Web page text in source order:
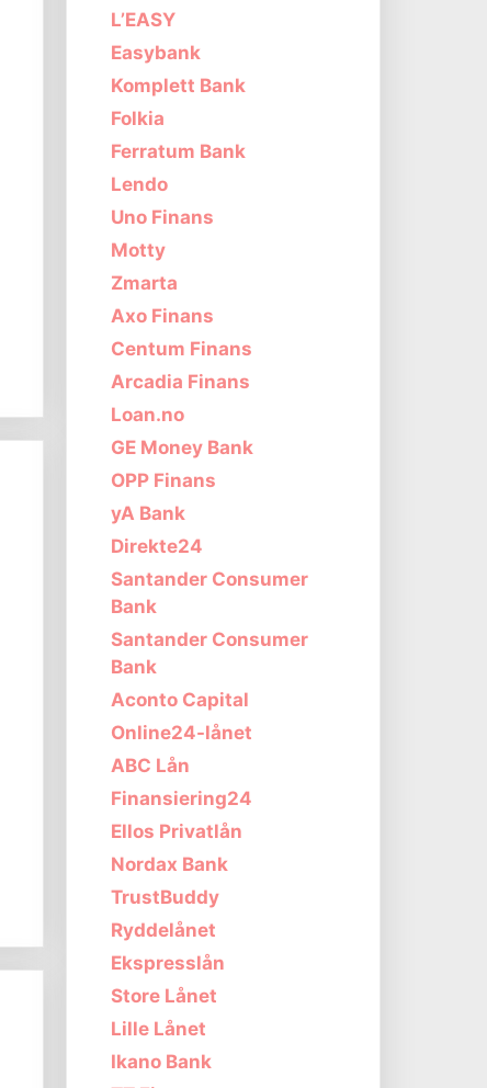
L’EASY
Easybank
Komplett Bank
Folkia
Ferratum Bank
Lendo
Uno Finans
Motty
Zmarta
Axo Finans
Centum Finans
Arcadia Finans
Loan.no
GE Money Bank
OPP Finans
yA Bank
Direkte24
Santander Consumer
Bank
Santander Consumer
Bank
Aconto Capital
Online24-lånet
ABC Lån
Finansiering24
Ellos Privatlån
Nordax Bank
TrustBuddy
Ryddelånet
Ekspresslån
Store Lånet
Lille Lånet
Ikano Bank